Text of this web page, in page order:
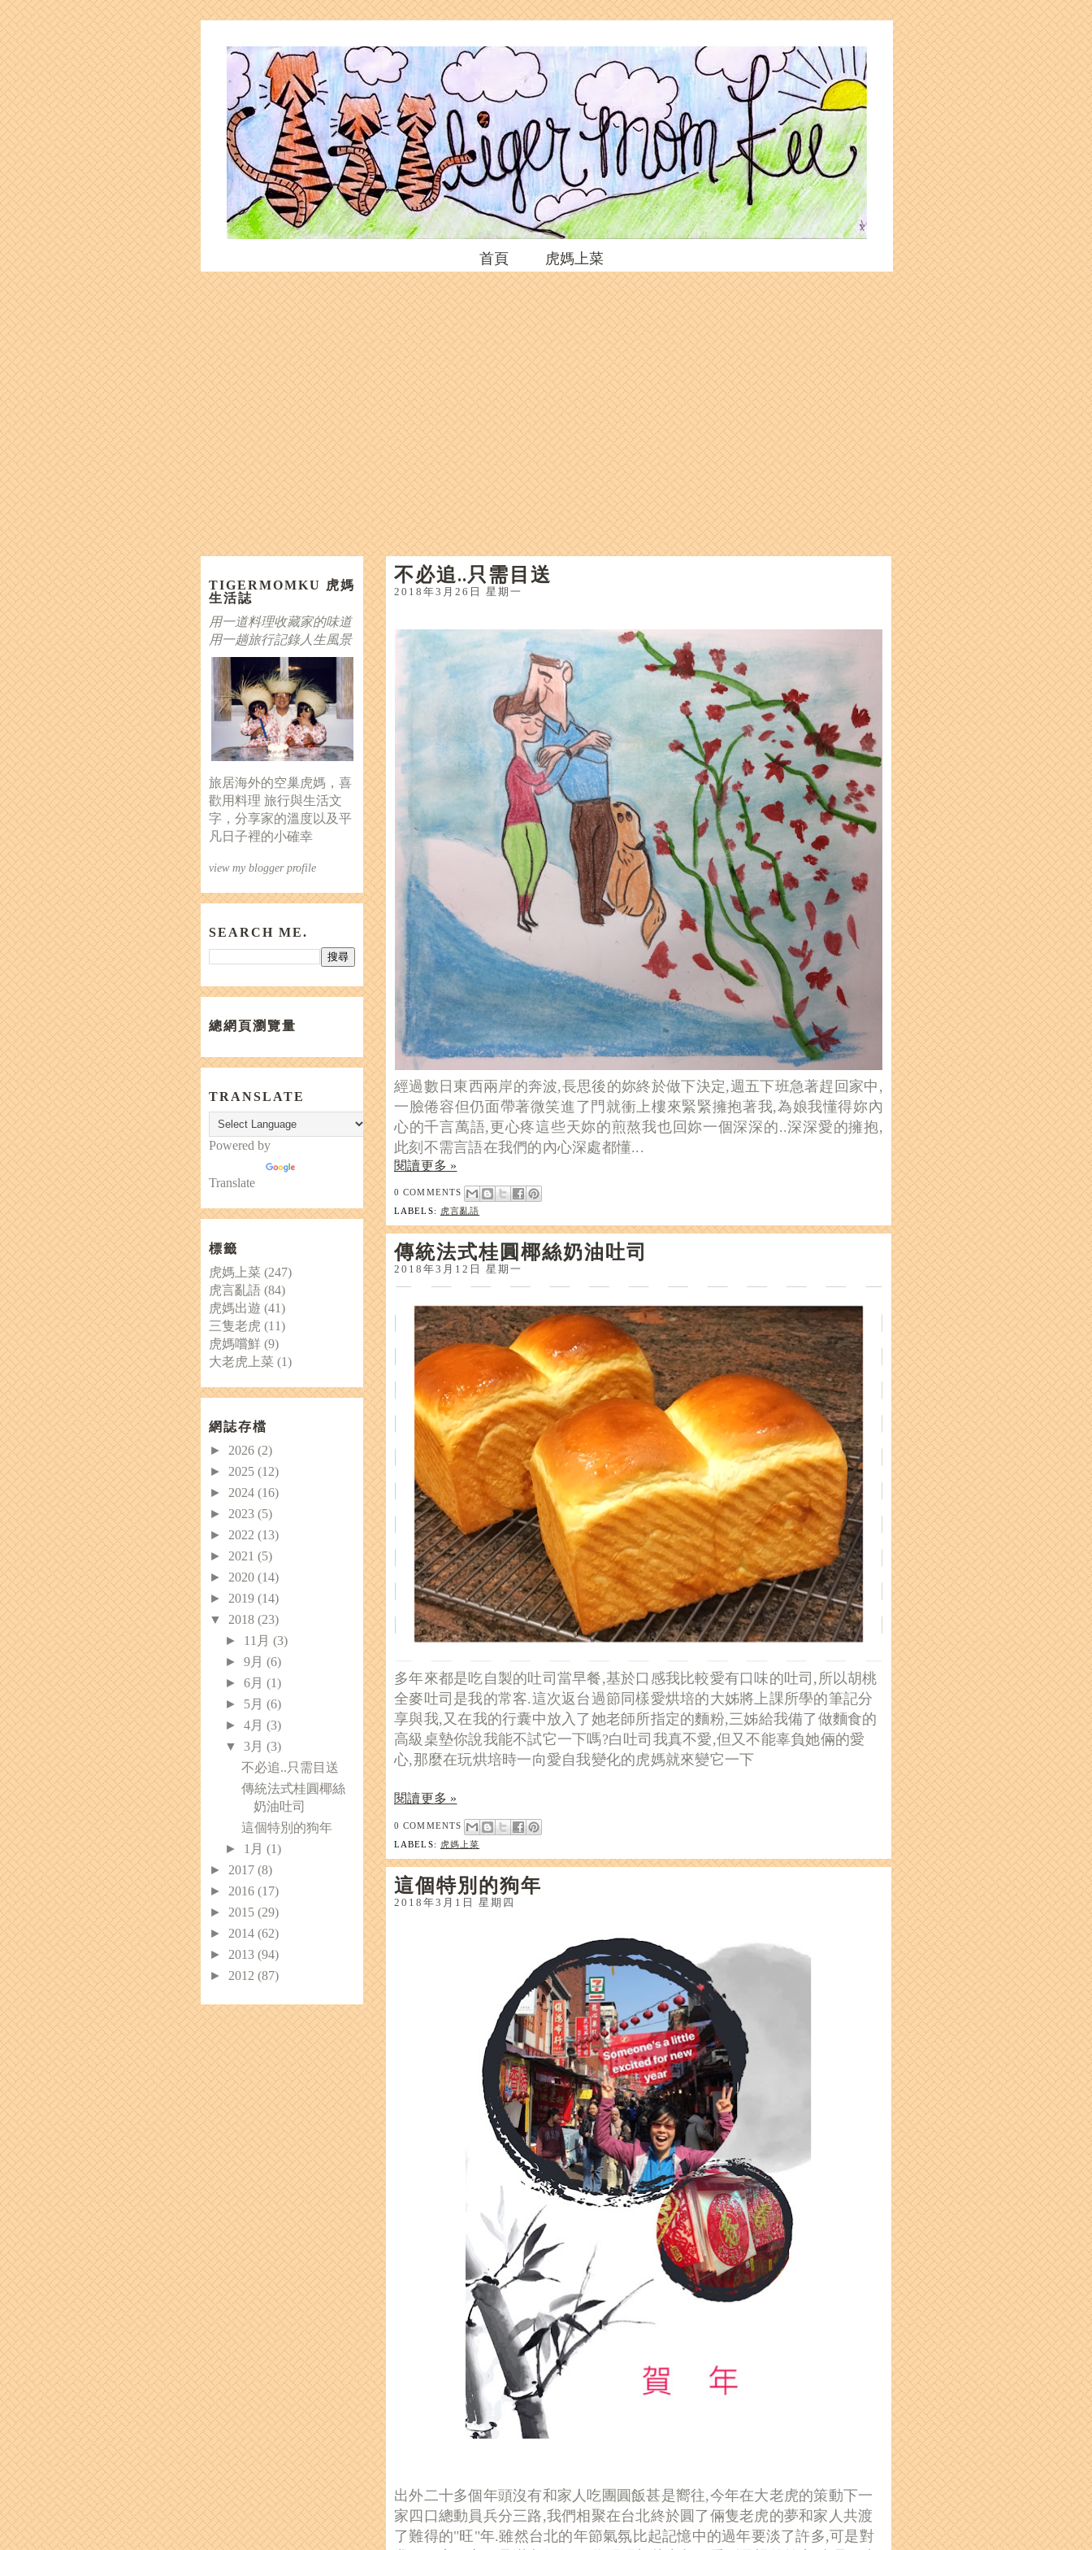
首頁 虎媽上菜
不必追..只需目送
2018年3月26日 星期一
經過數日東西兩岸的奔波,長思後的妳終於做下決定,週五下班急著趕回家中,
一臉倦容但仍面帶著微笑進了門就衝上樓來緊緊擁抱著我,為娘我懂得妳內
心的千言萬語,更心疼這些天妳的煎熬我也回妳一個深深的..深深愛的擁抱,
此刻不需言語在我們的內心深處都懂...
閱讀更多 »
0 COMMENTS
LABELS: 虎言亂語
傳統法式桂圓椰絲奶油吐司
2018年3月12日 星期一
多年來都是吃自製的吐司當早餐,基於口感我比較愛有口味的吐司,所以胡桃
全麥吐司是我的常客.這次返台過節同樣愛烘培的大姊將上課所學的筆記分
享與我,又在我的行囊中放入了她老師所指定的麵粉,三姊給我備了做麵食的
高級桌墊你說我能不試它一下嗎?白吐司我真不愛,但又不能辜負她倆的愛
心,那麼在玩烘培時一向愛自我變化的虎媽就來變它一下
閱讀更多 »
0 COMMENTS
LABELS: 虎媽上菜
這個特別的狗年
2018年3月1日 星期四
出外二十多個年頭沒有和家人吃團圓飯甚是嚮往,今年在大老虎的策動下一
家四口總動員兵分三路,我們相聚在台北終於圓了倆隻老虎的夢和家人共渡
了難得的"旺"年.雖然台北的年節氣氛比起記憶中的過年要淡了許多,可是對
TIGERMOMKU 虎媽
生活誌
用一道料理收藏家的味道
用一趟旅行記錄人生風景
旅居海外的空巢虎媽，喜
歡用料理 旅行與生活文
字，分享家的溫度以及平
凡日子裡的小確幸
view my blogger profile
SEARCH ME.
總網頁瀏覽量
TRANSLATE
Powered by
Translate
標籤
虎媽上菜 (247)
虎言亂語 (84)
虎媽出遊 (41)
三隻老虎 (11)
虎媽嚐鮮 (9)
大老虎上菜 (1)
網誌存檔
► 2026 (2)
► 2025 (12)
► 2024 (16)
► 2023 (5)
► 2022 (13)
► 2021 (5)
► 2020 (14)
► 2019 (14)
▼ 2018 (23)
► 11月(3)
►9月(6)
►6月(1)
► 5月(6)
►4月(3)
▼3月(3)
不必追..只需目送
傳統法式桂圓椰絲
奶油吐司
這個特別的狗年
► 1月(1)
► 2017 (8)
► 2016 (17)
► 2015 (29)
► 2014 (62)
► 2013 (94)
► 2012 (87)